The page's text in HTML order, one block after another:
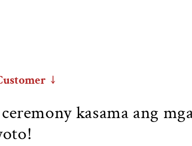
↓
kasama ang